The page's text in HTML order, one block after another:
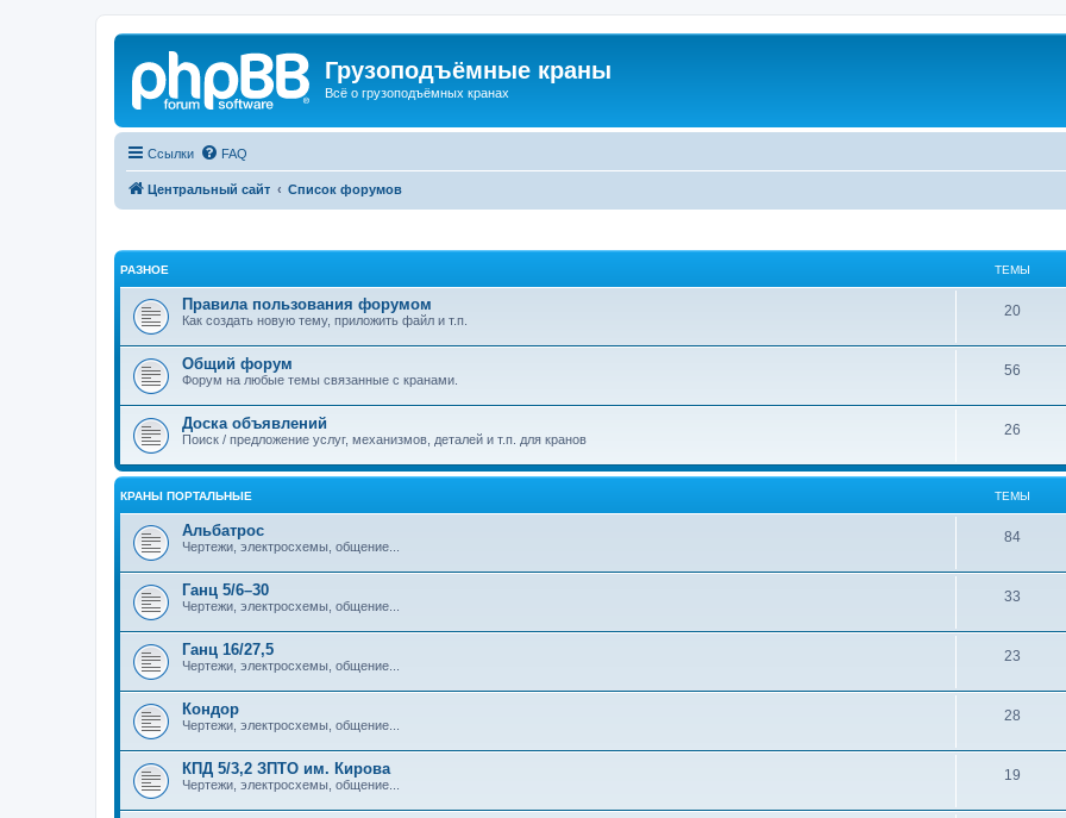
Грузоподъёмные краны
Всё о грузоподъёмных кранах
Ссылки FAQ
Центральный сайт Список форумов
РАЗНОЕ ТЕМЫ
Правила пользования форумом
Как создать новую тему, приложить файл и т.п.
20
Общий форум
Форум на любые темы связанные с кранами.
56
Доска объявлений
Поиск / предложение услуг, механизмов, деталей и т.п. для кранов
26
КРАНЫ ПОРТАЛЬНЫЕ ТЕМЫ
Альбатрос
Чертежи, электросхемы, общение...
84
Ганц 5/6–30
Чертежи, электросхемы, общение...
33
Ганц 16/27,5
Чертежи, электросхемы, общение...
23
Кондор
Чертежи, электросхемы, общение...
28
КПД 5/3,2 ЗПТО им. Кирова
Чертежи, электросхемы, общение...
19